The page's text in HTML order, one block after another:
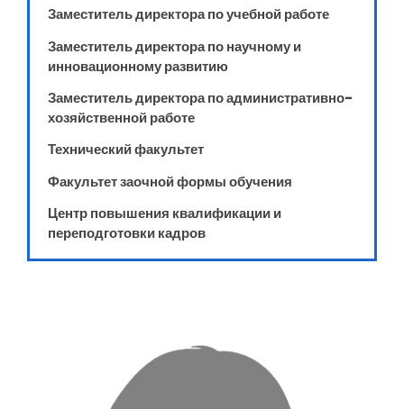
Заместитель директора по учебной работе
Заместитель директора по научному и
инновационному развитию
Заместитель директора по административно-
хозяйственной работе
Технический факультет
Факультет заочной формы обучения
Центр повышения квалификации и
переподготовки кадров